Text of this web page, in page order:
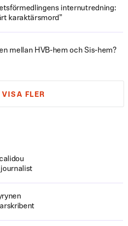
internutredning:
karaktärsmord”
mellan HVB-hem och Sis-hem?
VISA FLER